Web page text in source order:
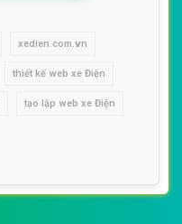
xedien.com.vn
thiết kế web xe Điện
tạo lập web xe Điện